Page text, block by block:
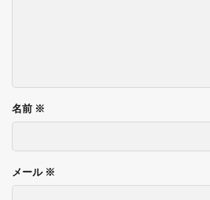
名前 ※
メール ※